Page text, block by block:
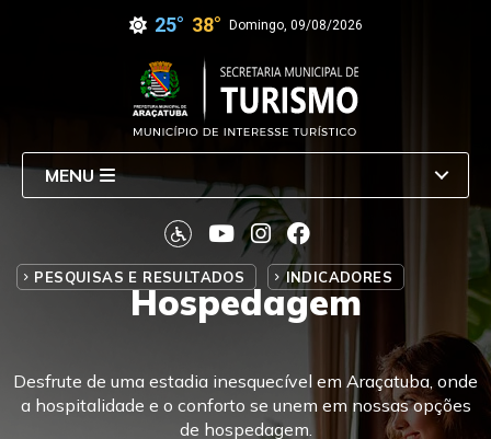
25° 38° Domingo, 09/08/2026
MENU
PESQUISAS E RESULTADOS INDICADORES
Hospedagem
Desfrute de uma estadia inesquecível em Araçatuba, onde
a hospitalidade e o conforto se unem em nossas opções
de hospedagem.